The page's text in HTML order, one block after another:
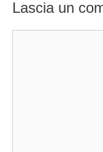
Lascia un